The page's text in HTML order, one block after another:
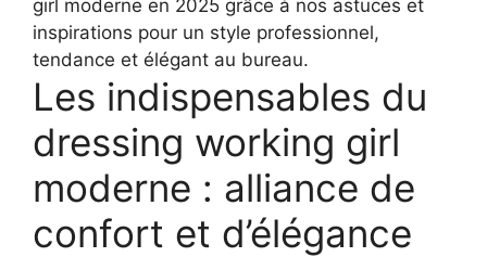
Les indispensables du
dressing working girl
moderne : alliance de
confort et d’élégance